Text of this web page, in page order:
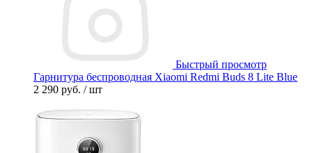
Быстрый просмотр
Гарнитура беспроводная Xiaomi Redmi Buds 8 Lite Blue
2 290 руб. / шт